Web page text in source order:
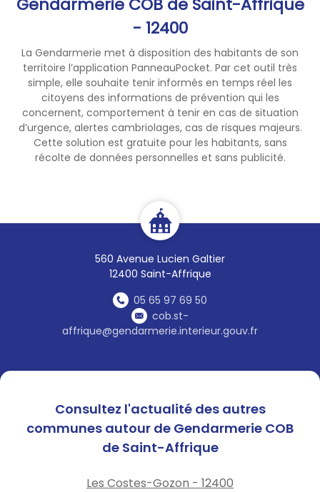
- 12400
La Gendarmerie met à disposition des habitants de son
territoire l’application PanneauPocket. Par cet outil très
simple, elle souhaite tenir informés en temps réel les
citoyens des informations de prévention qui les
concernent, comportement à tenir en cas de situation
d’urgence, alertes cambriolages, cas de risques majeurs.
Cette solution est gratuite pour les habitants, sans
récolte de données personnelles et sans publicité.
560 Avenue Lucien Galtier
12400 Saint-Affrique
05 65 97 69 50
cob.st-
affrique@gendarmerie.interieur.gouv.fr
Consultez l'actualité des autres
communes autour de Gendarmerie COB
de Saint-Affrique
Les Costes-Gozon - 12400